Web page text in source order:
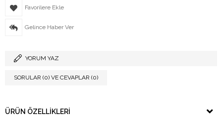
Favorilere Ekle
Gelince Haber Ver
YORUM YAZ
SORULAR (0) VE CEVAPLAR (0)
ÜRÜN ÖZELLIKLERI